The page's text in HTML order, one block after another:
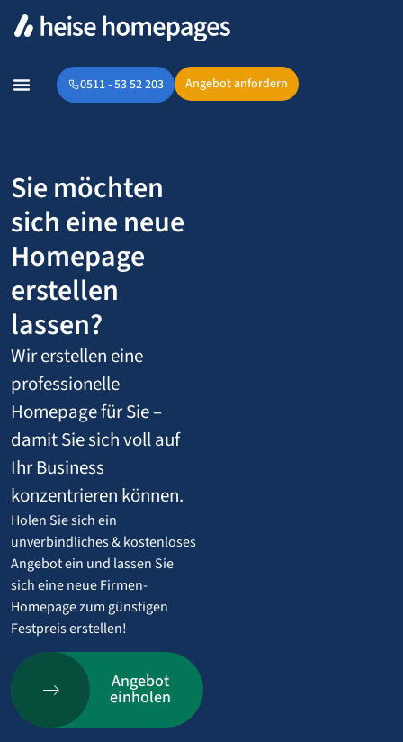
0511 - 53 52 203 Angebot anfordern
Sie möchten
sich eine neue
Homepage
erstellen
lassen?
Wir erstellen eine
professionelle
Homepage für Sie –
damit Sie sich voll auf
Ihr Business
konzentrieren können.
Holen Sie sich ein
unverbindliches & kostenloses
Angebot ein und lassen Sie
sich eine neue Firmen-
Homepage zum günstigen
Festpreis erstellen!
Angebot
einholen